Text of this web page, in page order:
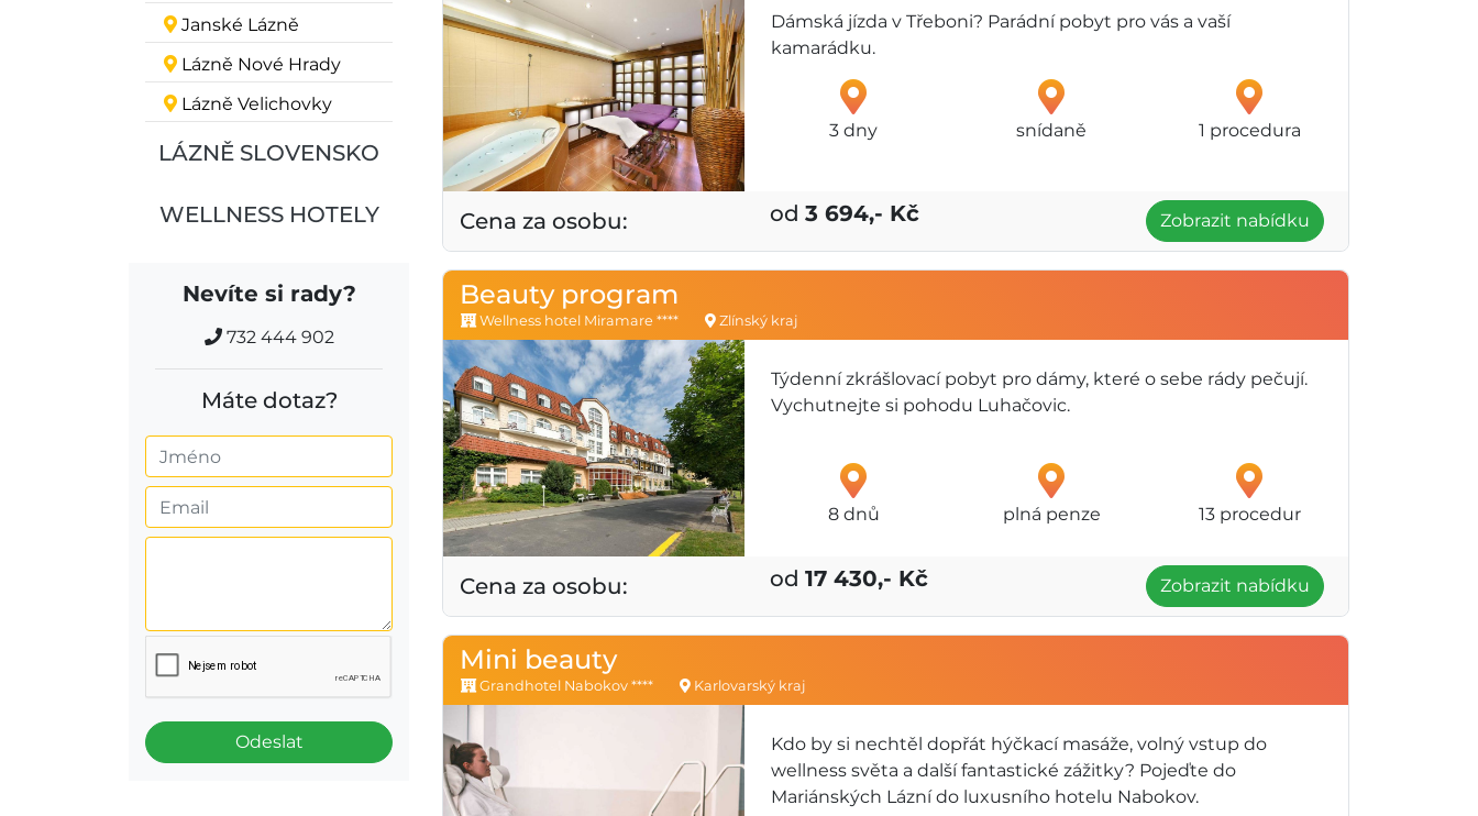
Janské Lázně
Lázně Nové Hrady
Lázně Velichovky
LÁZNĚ SLOVENSKO
WELLNESS HOTELY
Nevíte si rady?
732 444 902
Máte dotaz?
Odeslat
Dámská jízda v Třeboni? Parádní pobyt pro vás a vaší
kamarádku.
3 dny snídaně 1 procedura
Cena za osobu: od3 694,- Kč Zobrazit nabídku
Beauty program
Wellness hotel Miramare **** Zlínský kraj
Týdenní zkrášlovací pobyt pro dámy, které o sebe rády pečují.
Vychutnejte si pohodu Luhačovic.
8 dnů plná penze 13 procedur
Cena za osobu: od17 430,- Kč Zobrazit nabídku
Mini beauty
Grandhotel Nabokov **** Karlovarský kraj
Kdo by si nechtěl dopřát hýčkací masáže, volný vstup do
wellness světa a další fantastické zážitky? Pojeďte do
Mariánských Lázní do luxusního hotelu Nabokov.